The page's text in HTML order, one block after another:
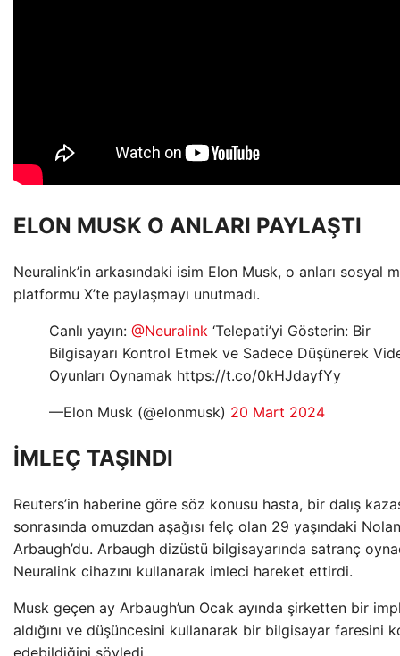
ELON MUSK O ANLARI PAYLAŞTI
Neuralink’in arkasındaki isim Elon Musk, o anları sosyal
platformu X’te paylaşmayı unutmadı.
Canlı yayın: @Neuralink ‘Telepati’yi Gösterin: Bir
Bilgisayarı Kontrol Etmek ve Sadece Düşünerek
Oyunları Oynamak https://t.co/0kHJdayfYy
—Elon Musk (@elonmusk) 20 Mart 2024
İMLEÇ TAŞINDI
Reuters’in haberine göre söz konusu hasta, bir dalış
sonrasında omuzdan aşağısı felç olan 29 yaşındaki
Arbaugh’du. Arbaugh dizüstü bilgisayarında satranç
Neuralink cihazını kullanarak imleci hareket ettirdi.
Musk geçen ay Arbaugh’un Ocak ayında şirketten bir
aldığını ve düşüncesini kullanarak bir bilgisayar faresini
edebildiğini söyledi.